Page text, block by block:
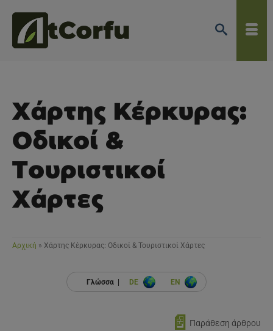
Χάρτης Κέρκυρας:
Οδικοί &
Τουριστικοί
Χάρτες
Αρχική » Χάρτης Κέρκυρας: Οδικοί & Τουριστικοί Χάρτες
Γλώσσα | DE EN
📄 Παράθεση άρθρου